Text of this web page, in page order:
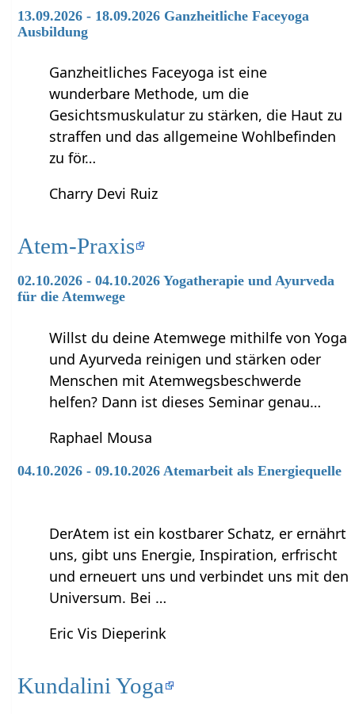
13.09.2026 - 18.09.2026 Ganzheitliche Faceyoga
Ausbildung
Ganzheitliches Faceyoga ist eine
wunderbare Methode, um die
Gesichtsmuskulatur zu stärken, die Haut zu
straffen und das allgemeine Wohlbefinden
zu för…
Charry Devi Ruiz
Atem-Praxis
02.10.2026 - 04.10.2026 Yogatherapie und Ayurveda
für die Atemwege
Willst du deine Atemwege mithilfe von Yoga
und Ayurveda reinigen und stärken oder
Menschen mit Atemwegsbeschwerde
helfen? Dann ist dieses Seminar genau…
Raphael Mousa
04.10.2026 - 09.10.2026 Atemarbeit als Energiequelle
DerAtem ist ein kostbarer Schatz, er ernährt
uns, gibt uns Energie, Inspiration, erfrischt
und erneuert uns und verbindet uns mit den
Universum. Bei …
Eric Vis Dieperink
Kundalini Yoga